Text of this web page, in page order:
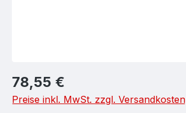
Regulärer Preis:
78,55 €
Preise inkl. MwSt. zzgl. Versandkosten